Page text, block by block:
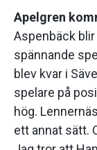
Apelgren
Aspenbäck
spännande
blev kvar i
spelare på
hög.
ett annat sätt.